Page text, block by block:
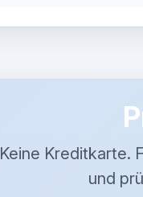
Keine Kreditkarte.
und